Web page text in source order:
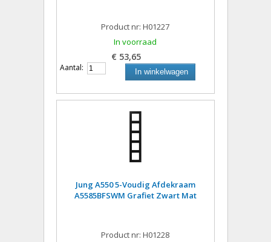
Product nr: H01227
In voorraad
€ 53,65
Aantal: In winkelwagen
Jung A550 5-Voudig Afdekraam
A5585BFSWM Grafiet Zwart Mat
Product nr: H01228